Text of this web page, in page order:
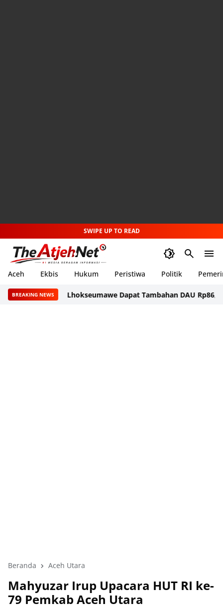
SWIPE UP TO READ
Aceh Ekbis Hukum Peristiwa Politik
BREAKING NEWSLhokseumawe Dapat Tambahan DAU Rp86,95 Miliar,
Beranda Aceh Utara
Mahyuzar Irup Upacara HUT RI ke-
79 Pemkab Aceh Utara